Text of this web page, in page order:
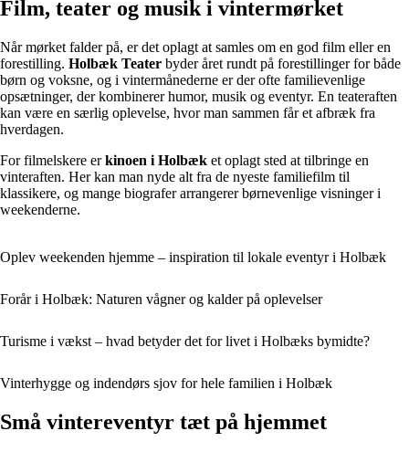
Film, teater og musik i vintermørket
Når mørket falder på, er det oplagt at samles om en god film eller en
forestilling. Holbæk Teater byder året rundt på forestillinger for både
børn og voksne, og i vintermånederne er der ofte familievenlige
opsætninger, der kombinerer humor, musik og eventyr. En teateraften
kan være en særlig oplevelse, hvor man sammen får et afbræk fra
hverdagen.
For filmelskere erkinoen i Holbæk et oplagt sted at tilbringe en
vinteraften. Her kan man nyde alt fra de nyeste familiefilm til
klassikere, og mange biografer arrangerer børnevenlige visninger i
weekenderne.
Oplev weekenden hjemme – inspiration til lokale eventyr i Holbæk
Forår i Holbæk: Naturen vågner og kalder på oplevelser
Turisme i vækst – hvad betyder det for livet i Holbæks bymidte?
Vinterhygge og indendørs sjov for hele familien i Holbæk
Små vintereventyr tæt på hjemmet